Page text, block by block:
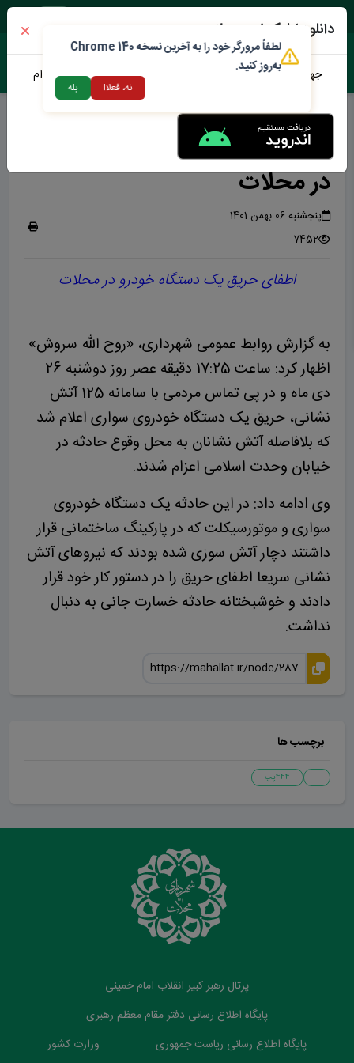
حادثه آتش سوزی خودرو
آتش سوزی یک دستگاه خودرو
در محلات
پنجشنبه 06 بهمن 1401
7452
اطفای حریق یک دستگاه خودرو در محلات
به گزارش روابط عمومی شهرداری، «روح الله سروش»
اظهار کرد: ساعت 17:25 دقیقه عصر روز دوشنبه 26
دی ماه و در پی تماس مردمی با سامانه 125 آتش
نشانی، حریق یک دستگاه خودروی سواری اعلام شد
که بلافاصله آتش نشانان به محل وقوع حادثه در
خیابان وحدت اسلامی اعزام شدند.
وی ادامه داد: در این حادثه یک دستگاه خودروی
سواری و موتورسیکلت که در پارکینگ ساختمانی قرار
داشتند دچار آتش سوزی شده بودند که نیروهای آتش
نشانی سریعا اطفای حریق را در دستور کار خود قرار
دادند و خوشبختانه حادثه خسارت جانی به دنبال
نداشت.
برچسب ها
444پپ
پرتال رهبر کبیر انقلاب امام خمینی
پایگاه اطلاع رسانی دفتر مقام معظم رهبری
پایگاه اطلاع رسانی ریاست جمهوری
وزارت کشور
دانلود اپلیکیشن محلات من
جهت دانلود نرم افزار محلات من می توانید از طریق لینک زیر اقدام
لطفاً مرورگر خود را به آخرین نسخه Chrome 140
به‌روز کنید.
نه، فعلا! بله